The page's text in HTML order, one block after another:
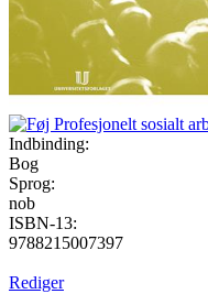
Indbinding:
Bog
Sprog:
nob
ISBN-13:
9788215007397
Rediger